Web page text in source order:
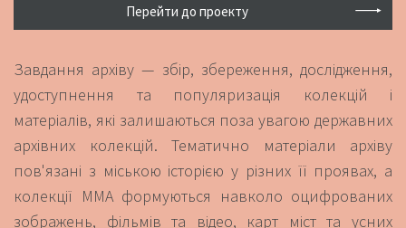
Перейти до проекту
Завдання архіву — збір, збереження, дослідження,
удоступнення та популяризація колекцій і
матеріалів, які залишаються поза увагою державних
архівних колекцій. Тематично матеріали архіву
пов'язані з міською історією у різних її проявах, а
колекції ММА формуються навколо оцифрованих
зображень, фільмів та відео, карт міст та усних